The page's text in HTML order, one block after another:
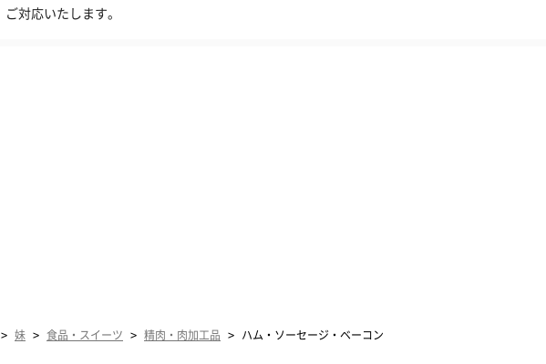
ご対応いたします。
> 妹 > 食品・スイーツ > 精肉・肉加工品 > ハム・ソーセージ・ベーコン